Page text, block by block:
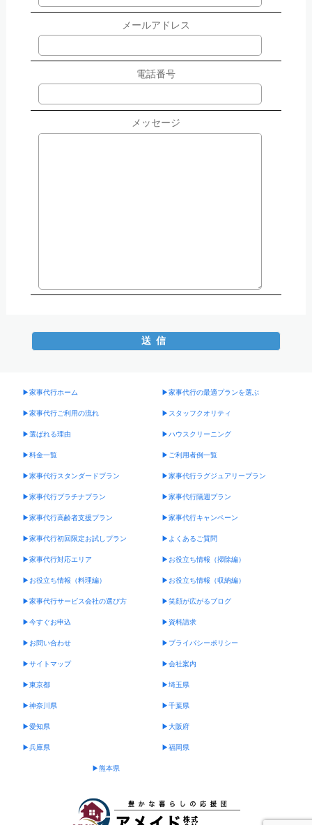
メールアドレス
電話番号
メッセージ
▶︎家事代行ホーム ▶︎家事代行の最適プランを選ぶ
▶︎家事代行ご利用の流れ ▶︎スタッフクオリティ
▶︎選ばれる理由 ▶︎ハウスクリーニング
▶︎料金一覧 ▶︎ご利用者例一覧
▶︎家事代行スタンダードプラン ▶︎家事代行ラグジュアリープラン
▶︎家事代行プラチナプラン ▶︎家事代行隔週プラン
▶︎家事代行高齢者支援プラン ▶︎家事代行キャンペーン
▶︎家事代行初回限定お試しプラン ▶︎よくあるご質問
▶︎家事代行対応エリア ▶︎お役立ち情報（掃除編）
▶︎お役立ち情報（料理編） ▶︎お役立ち情報（収納編）
▶︎家事代行サービス会社の選び方 ▶︎笑顔が広がるブログ
▶︎今すぐお申込 ▶︎資料請求
▶︎お問い合わせ ▶︎プライバシーポリシー
▶︎サイトマップ ▶︎会社案内
▶︎東京都 ▶︎埼玉県
▶︎神奈川県 ▶︎千葉県
▶︎愛知県 ▶︎大阪府
▶︎兵庫県 ▶︎福岡県
▶︎熊本県